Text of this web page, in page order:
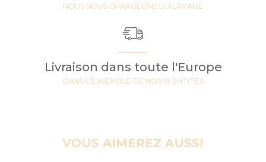
NOUS NOUS CHARGEONS DU LAVAGE
Livraison dans toute l'Europe
DANS L'ENSEMBLE DE NOS 19 ENTITES
VOUS AIMEREZ AUSSI